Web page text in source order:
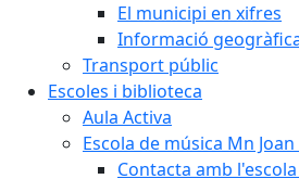
El municipi en xifres
Informació
Transport públic
Escoles i biblioteca
Aula Activa
Escola de música Mn
Contacta amb